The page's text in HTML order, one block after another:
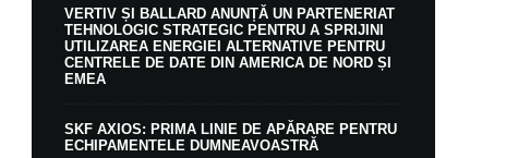
VERTIV ȘI BALLARD ANUNȚĂ UN PARTENERIAT
TEHNOLOGIC STRATEGIC PENTRU A SPRIJINI
UTILIZAREA ENERGIEI ALTERNATIVE PENTRU
CENTRELE DE DATE DIN AMERICA DE NORD ȘI
EMEA
SKF AXIOS: PRIMA LINIE DE APĂRARE PENTRU
ECHIPAMENTELE DUMNEAVOASTRĂ